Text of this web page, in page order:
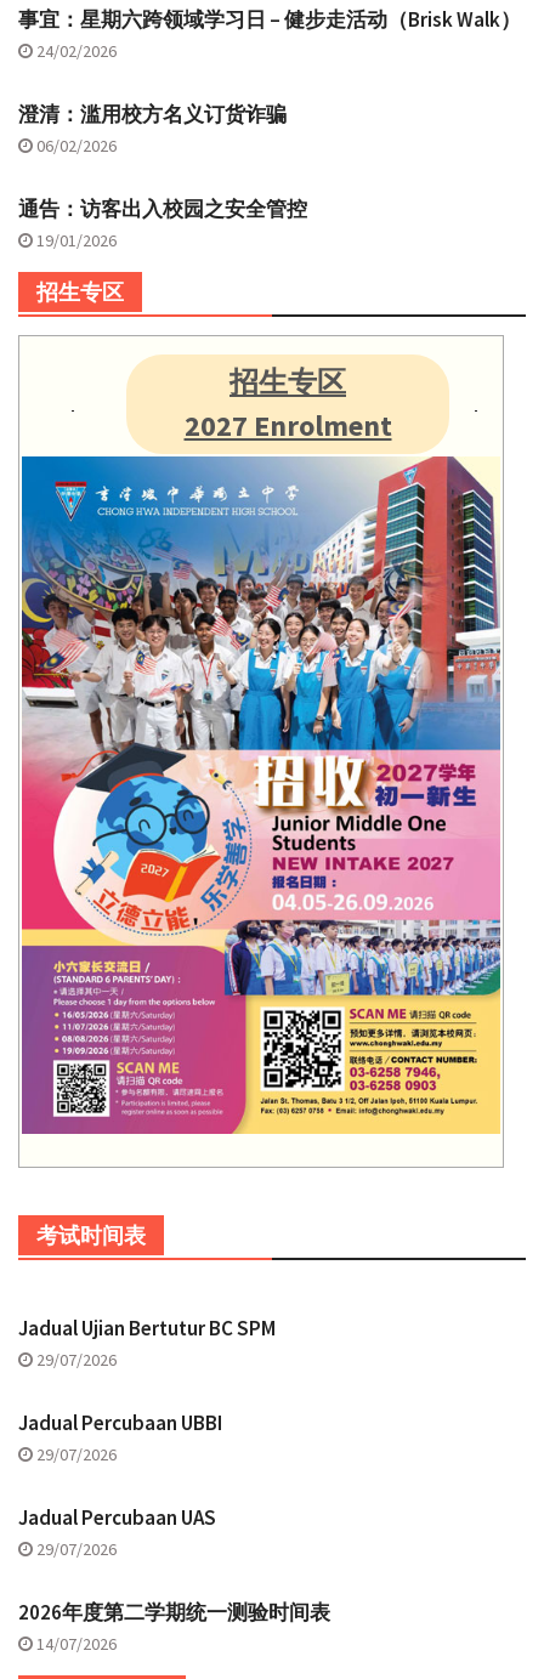
事宜：星期六跨领域学习日 – 健步走活动（Brisk Walk）
24/02/2026
澄清：滥用校方名义订货诈骗
06/02/2026
通告：访客出入校园之安全管控
19/01/2026
招生专区
招生专区
2027 Enrolment
考试时间表
Jadual Ujian Bertutur BC SPM
29/07/2026
Jadual Percubaan UBBI
29/07/2026
Jadual Percubaan UAS
29/07/2026
2026年度第二学期统一测验时间表
14/07/2026